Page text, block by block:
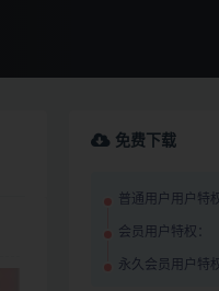
免费下载
普通用户用户特
会员用户特权：
永久会员用户特